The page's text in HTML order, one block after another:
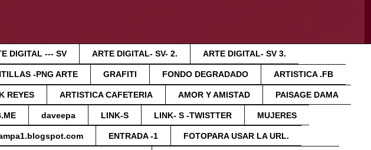
DIGITAL --- SV ARTE DIGITAL- SV- 2. ARTE DIGITAL- SV 3.
-PNG ARTE GRAFITI FONDO DEGRADADO ARTISTICA .FB
REYES ARTISTICA CAFETERIA AMOR Y AMISTAD PAISAGE DAMA
daveepa LINK-S LINK- S -TWISTTER MUJERES
ENTRADA -1 FOTOPARA USAR LA URL.